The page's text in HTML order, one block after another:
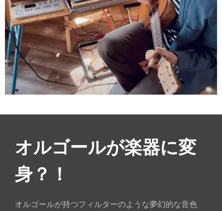
オルゴールが楽器に変
身？！
オルゴールが持つフィルターのような夢幻的な音色